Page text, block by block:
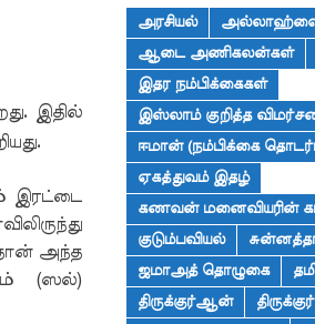
இதில்
இரட்டை
அந்த
(ஸல்)
அரசியல்
அல்லாஹ்வை
ஆடை அணிகலன்கள்
இதர நம்பிக்கைகள்
இஸ்லாம் குறித்த
ஈமான் (நம்பிக்கை
ஏகத்துவம் இதழ்
கணவன் மனைவியரின்
குடும்பவியல்
ஜமாஅத் தொழுகை
திருக்குர்ஆன்